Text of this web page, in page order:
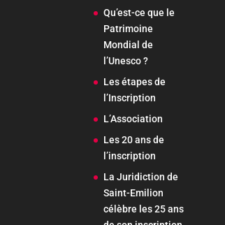
Qu’est-ce que le
Patrimoine
Mondial de
l’Unesco ?
Les étapes de
l’Inscription
L’Association
Les 20 ans de
l’inscription
La Juridiction de
Saint-Emilion
célèbre les 25 ans